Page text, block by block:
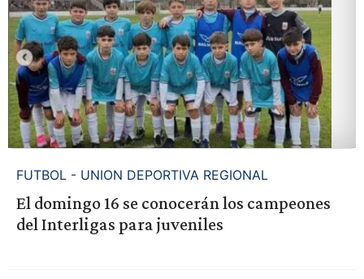
FUTBOL - UNION DEPORTIVA REGIONAL
El domingo 16 se conocerán los campeones
del Interligas para juveniles